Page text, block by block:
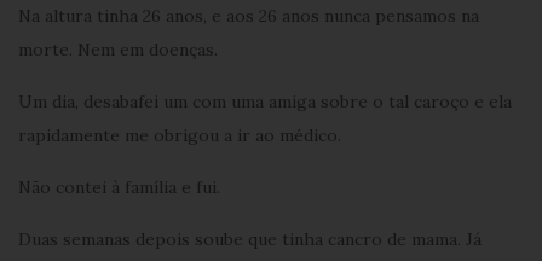
Na altura tinha 26 anos, e aos 26 anos nunca pensamos na
morte. Nem em doenças.
Um dia, desabafei um com uma amiga sobre o tal caroço e ela
rapidamente me obrigou a ir ao médico.
Não contei à família e fui.
Duas semanas depois soube que tinha cancro de mama. Já